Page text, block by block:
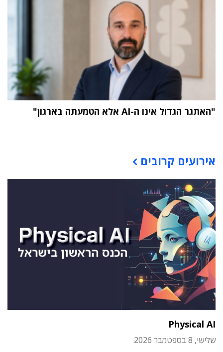
"האתגר הגדול אינו ה-AI אלא הטמעתה בארגון"
אירועים קרובים
Physical AI
שלישי, 8 בספטמבר 2026